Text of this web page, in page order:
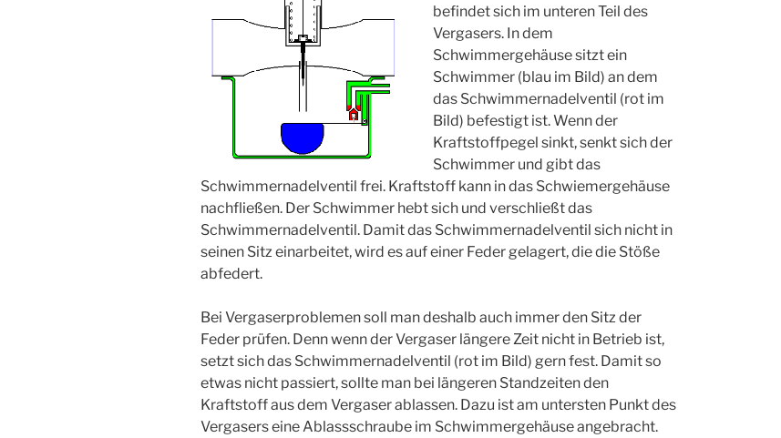
befindet sich im unteren Teil des
Vergasers. In dem
Schwimmergehäuse sitzt ein
Schwimmer (blau im Bild) an dem
das Schwimmernadelventil (rot im
Bild) befestigt ist. Wenn der
Kraftstoffpegel sinkt, senkt sich der
Schwimmer und gibt das
Schwimmernadelventil frei. Kraftstoff kann in das Schwiemergehäuse
nachfließen. Der Schwimmer hebt sich und verschließt das
Schwimmernadelventil. Damit das Schwimmernadelventil sich nicht in
seinen Sitz einarbeitet, wird es auf einer Feder gelagert, die die Stöße
abfedert.
Bei Vergaserproblemen soll man deshalb auch immer den Sitz der
Feder prüfen. Denn wenn der Vergaser längere Zeit nicht in Betrieb ist,
setzt sich das Schwimmernadelventil (rot im Bild) gern fest. Damit so
etwas nicht passiert, sollte man bei längeren Standzeiten den
Kraftstoff aus dem Vergaser ablassen. Dazu ist am untersten Punkt des
Vergasers eine Ablassschraube im Schwimmergehäuse angebracht.